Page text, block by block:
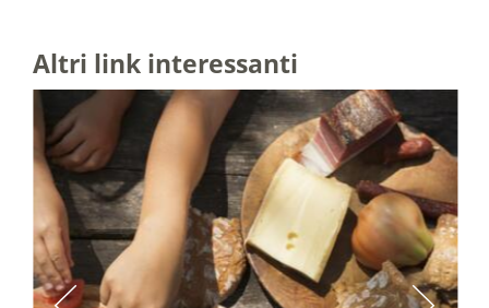
Altri link interessanti